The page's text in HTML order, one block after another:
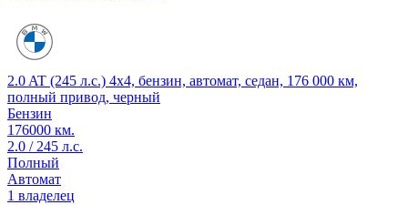
2.0 AT (245 л.с.) 4x4, бензин, автомат, седан, 176 000 км,
полный привод, черный
Бензин
176000 км.
2.0 / 245 л.с.
Полный
Автомат
1 владелец